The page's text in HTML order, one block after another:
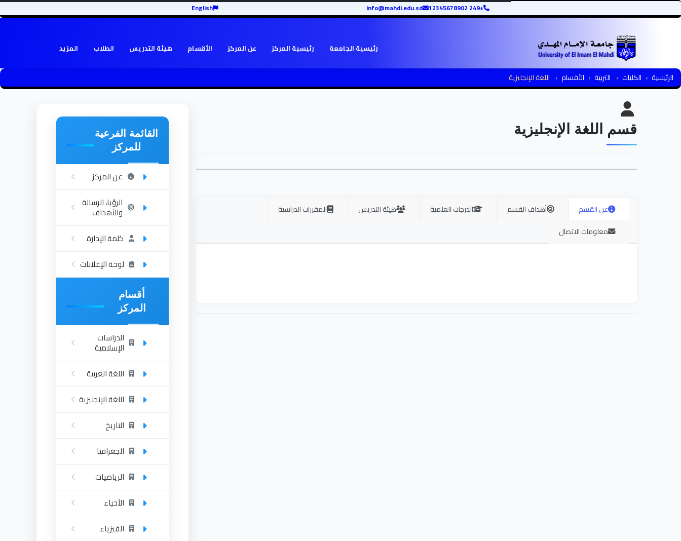
+249 12345678902
info@mahdi.edu.sd
English
رئيسية الجامعة رئيسية المركز عن المركز الأقسام هيئة التدريس الطلاب المزيد
الرئيسية الكليات التربية الأقسام اللغة الإنجليزية
قسم اللغة الإنجليزية
عن القسم أهداف القسم الدرجات العلمية هيئة التدريس
المقررات الدراسية
معلومات الاتصال
القائمة الفرعية
للمركز
عن المركز
الرؤيا، الرسالة
والأهداف
كلمة الإدارة
لوحة الإعلانات
أقسام
المركز
الدراسات
الإسلامية
اللغة العربية
اللغة الإنجليزية
التاريخ
الجغرافيا
الرياضيات
الأحياء
الفيزياء